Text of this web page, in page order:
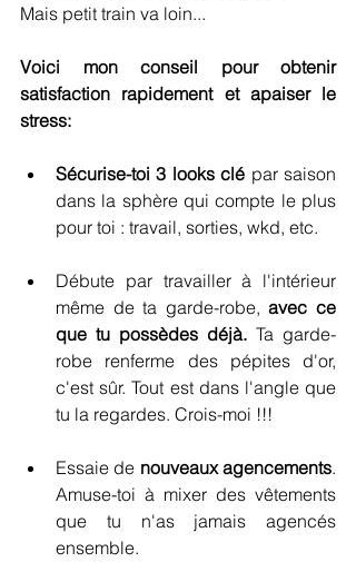
Mais petit train va loin...
Voici mon conseil pour obtenir
satisfaction rapidement et apaiser le
stress:
Sécurise-toi 3 looks clé par saison
dans la sphère qui compte le plus
pour toi : travail, sorties, wkd, etc.
Débute par travailler à l'intérieur
même de ta garde-robe, avec ce
que tu possèdes déjà. Ta garde-
robe renferme des pépites d'or,
c'est sûr. Tout est dans l'angle que
tu la regardes. Crois-moi !!!
Essaie de nouveaux agencements.
Amuse-toi à mixer des vêtements
que tu n'as jamais agencés
ensemble.